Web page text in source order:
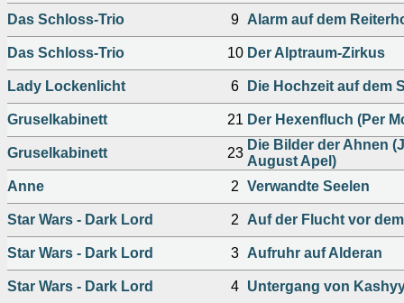
Das Schloss-Trio 9 Alarm auf dem
Das Schloss-Trio 10 Der Alptraum-Zirkus
Lady Lockenlicht 6 Die Hochzeit auf dem
Gruselkabinett 21 Der Hexenfluch (Per
Gruselkabinett 23
Die Bilder der Ahnen
August Apel)
Anne
2 Verwandte Seelen
Star Wars - Dark Lord 2 Auf der Flucht vor
Star Wars - Dark Lord 3 Aufruhr auf Alderan
Star Wars - Dark Lord 4 Untergang von